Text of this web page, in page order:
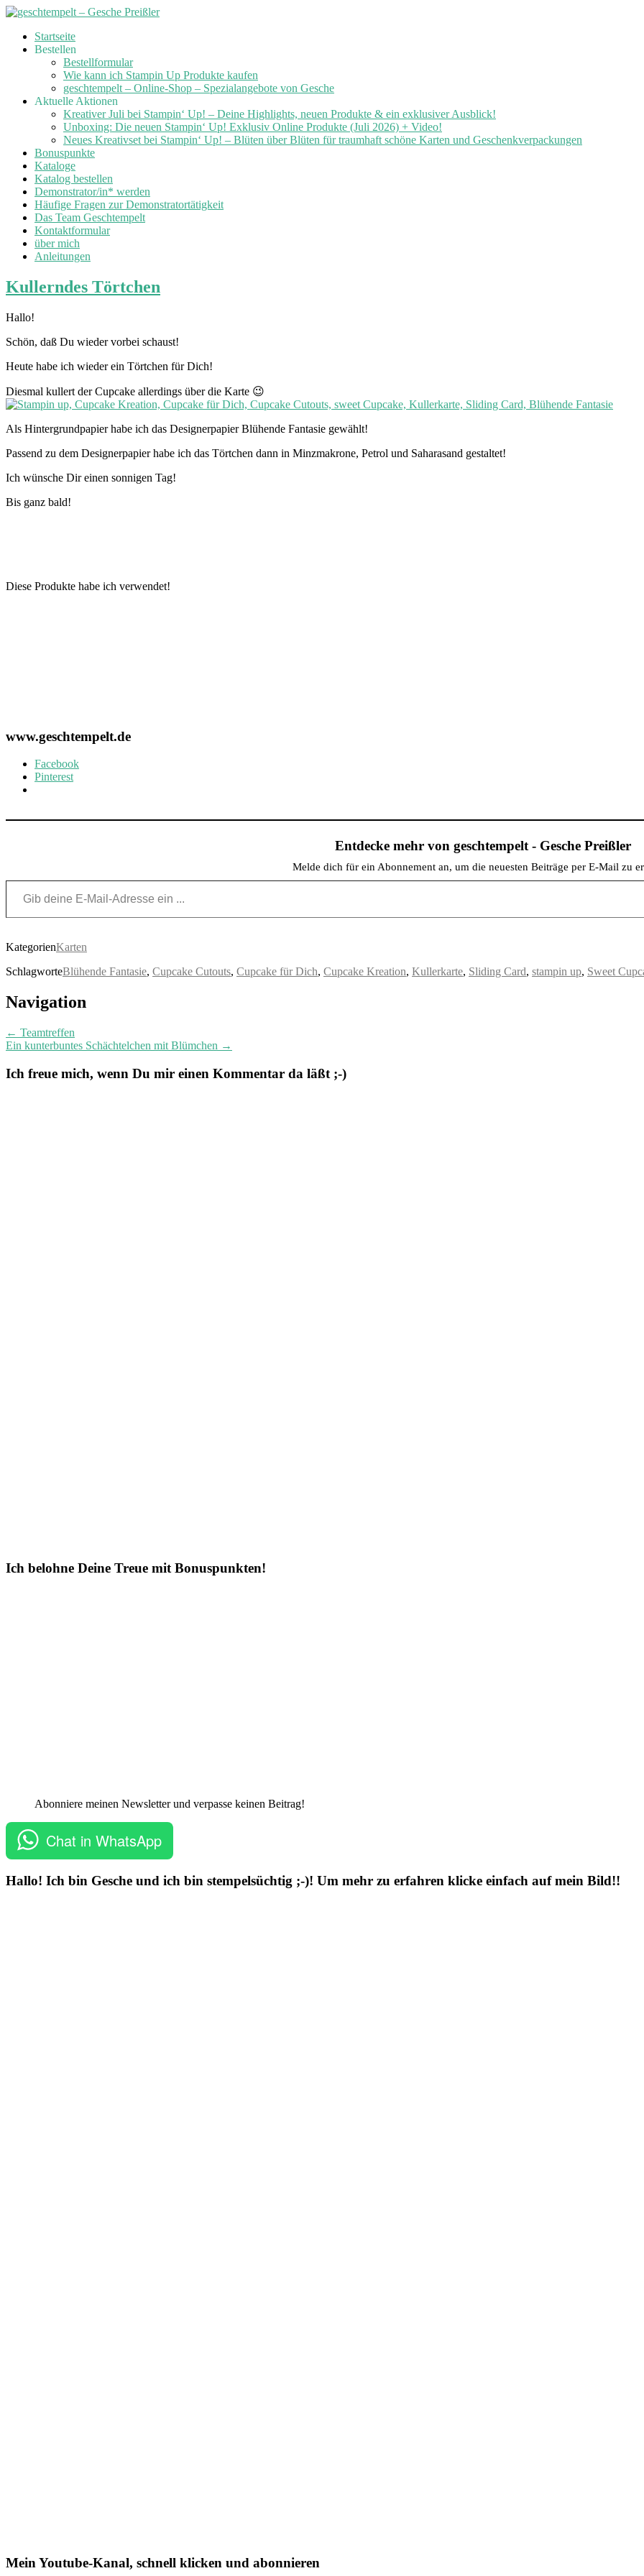
Skip
Startseite
Bestellen
Bestellformular
Wie kann ich Stampin Up Produkte kaufen
geschtempelt – Online-Shop – Spezialangebote von Gesche
Aktuelle Aktionen
Kreativer Juli bei Stampin‘ Up! – Deine Highlights, neuen Produkte & ein exklusiver Ausblick!
Unboxing: Die neuen Stampin‘ Up! Exklusiv Online Produkte (Juli 2026) + Video!
Neues Kreativset bei Stampin‘ Up! – Blüten über Blüten für traumhaft schöne Karten und Geschenkverpackungen
Bonuspunkte
Kataloge
Katalog bestellen
Demonstrator/in* werden
Häufige Fragen zur Demonstratortätigkeit
Das Team Geschtempelt
Kontaktformular
über mich
Anleitungen
Kullerndes Törtchen
Hallo!
Schön, daß Du wieder vorbei schaust!
Heute habe ich wieder ein Törtchen für Dich!
Diesmal kullert der Cupcake allerdings über die Karte 😉
Als Hintergrundpapier habe ich das Designerpapier Blühende Fantasie gewählt!
Passend zu dem Designerpapier habe ich das Törtchen dann in Minzmakrone, Petrol und Saharasand gestaltet!
Ich wünsche Dir einen sonnigen Tag!
Bis ganz bald!
Diese Produkte habe ich verwendet!
www.geschtempelt.de
Facebook
Pinterest
Entdecke mehr von geschtempelt - Gesche Preißler
Melde dich für ein Abonnement an, um die neuesten Beiträge per E-Mail zu
Gib deine E-Mail-Adresse ein ...
KategorienKarten
SchlagworteBlühende Fantasie, Cupcake Cutouts, Cupcake für Dich, Cupcake Kreation, Kullerkarte, Sliding Card, stampin up, Sweet
Post
Navigation
← Teamtreffen
Ein kunterbuntes Schächtelchen mit Blümchen →
Ich freue mich, wenn Du mir einen Kommentar da läßt ;-)
Ich belohne Deine Treue mit Bonuspunkten!
Abonniere meinen Newsletter und verpasse keinen Beitrag!
Chat in WhatsApp
Hallo! Ich bin Gesche und ich bin stempelsüchtig ;-)! Um mehr zu erfahren klicke einfach auf mein Bild!!
Mein Youtube-Kanal, schnell klicken und abonnieren